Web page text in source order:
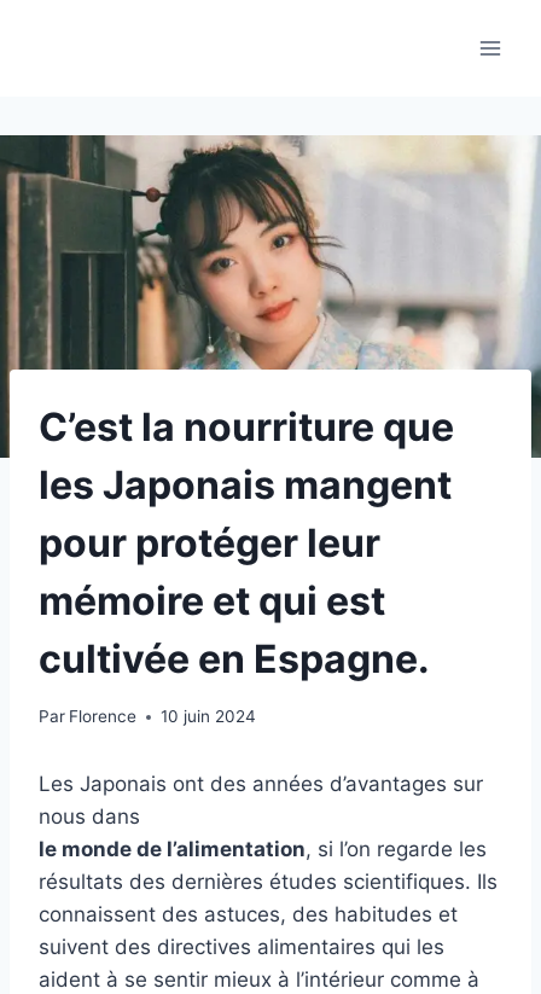
C’est la nourriture que
les Japonais mangent
pour protéger leur
mémoire et qui est
cultivée en Espagne.
Par Florence 10 juin 2024
Les Japonais ont des années d’avantages sur
nous dans
le monde de l’alimentation, si l’on regarde les
résultats des dernières études scientifiques. Ils
connaissent des astuces, des habitudes et
suivent des directives alimentaires qui les
aident à se sentir mieux à l’intérieur comme à